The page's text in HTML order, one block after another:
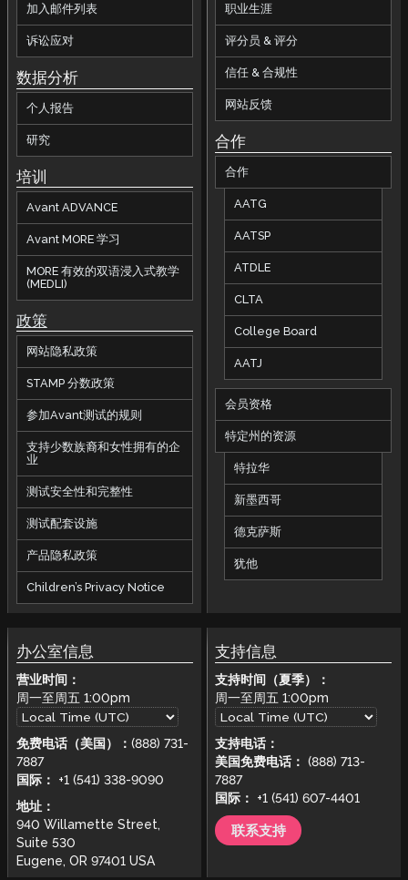
加入邮件列表
诉讼应对
数据分析
个人报告
研究
培训
Avant ADVANCE
Avant MORE 学习
MORE 有效的双语浸入式教学
(MEDLI)
政策
网站隐私政策
STAMP 分数政策
参加Avant测试的规则
支持少数族裔和女性拥有的企
业
测试安全性和完整性
测试配套设施
产品隐私政策
Children’s Privacy Notice
职业生涯
评分员 & 评分
信任 & 合规性
网站反馈
合作
合作
AATG
AATSP
ATDLE
CLTA
College Board
AATJ
会员资格
特定州的资源
特拉华
新墨西哥
德克萨斯
犹他
办公室信息
营业时间：
周一至周五 1:00pm
免费电话（美国）： (888) 731-
7887
国际：
+1 (541) 338-9090
地址：
940 Willamette Street,
Suite 530
Eugene, OR 97401 USA
支持信息
支持时间（夏季）：
周一至周五1:00pm
支持电话：
美国免费电话： (888) 713-
7887
国际：
+1 (541) 607-4401
联系支持